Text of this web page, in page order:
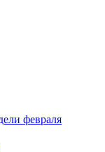
февраля